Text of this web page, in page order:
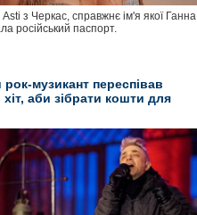
з Черкас, справжнє ім'я якої Ганна
російський паспорт.
музикант переспівав
аби зібрати кошти для